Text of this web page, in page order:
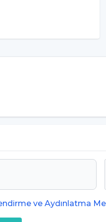
ve Aydınlatma